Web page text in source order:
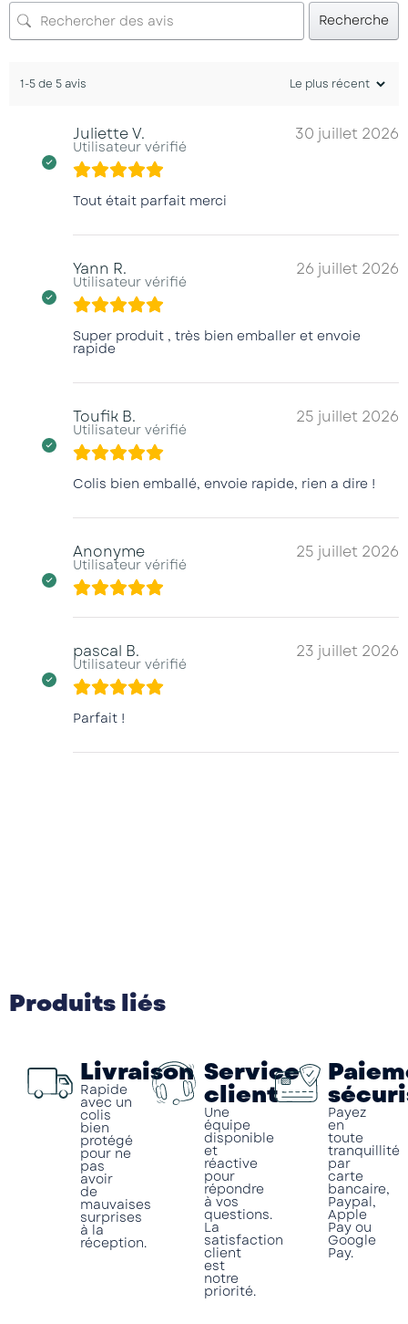
Recherche
1-5 de 5 avis
Juliette V.
Utilisateur vérifié
30 juillet 2026
Tout était parfait merci
Yann R.
Utilisateur vérifié
26 juillet 2026
Super produit , très bien emballer et envoie
rapide
Toufik B.
Utilisateur vérifié
25 juillet 2026
Colis bien emballé, envoie rapide, rien a dire !
Anonyme
Utilisateur vérifié
25 juillet 2026
pascal B.
Utilisateur vérifié
23 juillet 2026
Parfait !
Produits liés
Livraison
Rapide
avec un
colis
bien
protégé
pour ne
pas
avoir
de
mauvaises
surprises
à la
réception.
Service
client
Une
équipe
disponible
et
réactive
pour
répondre
à vos
questions.
La
satisfaction
client
est
notre
priorité.
Payez
en
toute
tranquillité
par
carte
bancaire,
Paypal,
Apple
Pay ou
Google
Pay.